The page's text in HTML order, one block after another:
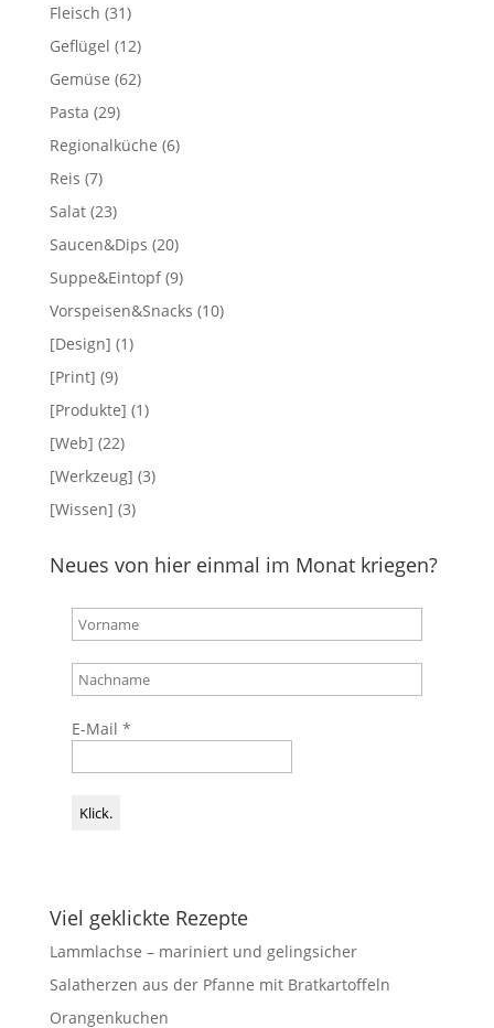
Fleisch (31)
Geflügel (12)
Gemüse (62)
Pasta (29)
Regionalküche (6)
Reis (7)
Salat(23)
Saucen&Dips (20)
Suppe&Eintopf(9)
Vorspeisen&Snacks (10)
[Design] (1)
[Print] (9)
[Produkte] (1)
[Web] (22)
[Werkzeug] (3)
[Wissen] (3)
Neues von hier einmal im Monat kriegen?
E-Mail *
Viel geklickte Rezepte
Lammlachse – mariniert und gelingsicher
Salatherzen aus der Pfanne mit Bratkartoffeln
Orangenkuchen